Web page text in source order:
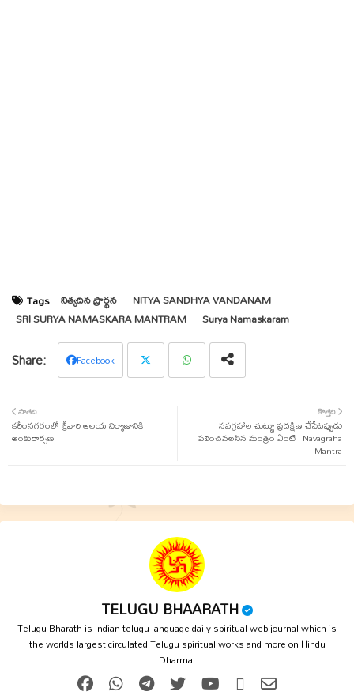
Tags నిత్యదిన ప్రార్థన
NITYA SANDHYA VANDANAM
SRI SURYA NAMASKARA MANTRAM
Surya Namaskaram
Facebook
ter
కొత్తది
నవగ్రహాల చుట్టూ ప్రదక్షిణ చేసేటప్పుడు
పఠించవలసిన మంత్రం ఏంటి | Navagraha
Mantra
పాతది
కరీంనగరంలో శ్రీవారి ఆలయ నిర్మాణానికి
అంకురార్పణ
TELUGU BHAARATH
Telugu Bharath is Indian telugu language daily spiritual web journal which is
the worlds largest circulated Telugu spiritual works and more on Hindu
Dharma.